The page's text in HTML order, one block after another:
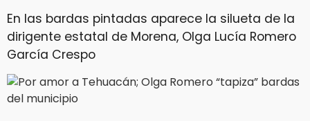
En las bardas pintadas aparece la silueta de la
dirigente estatal de Morena, Olga Lucía Romero
García Crespo